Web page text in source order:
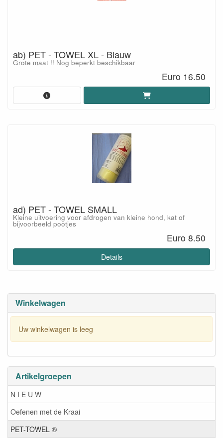
Winkelwagen
Uw winkelwagen is leeg
Artikelgroepen
N I E U W
Oefenen met de Kraai
PET-TOWEL ®
ab) PET - TOWEL XL - Blauw
Grote maat !! Nog beperkt beschikbaar
Euro 16.50
ad) PET - TOWEL SMALL
Kleine uitvoering voor afdrogen van kleine hond, kat of
bijvoorbeeld pootjes
Euro 8.50
Details